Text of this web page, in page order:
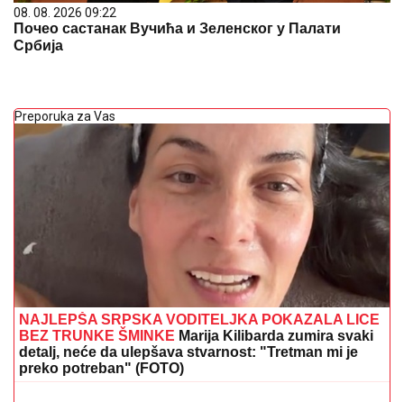
08. 08. 2026 09:22
Почео састанак Вучића и Зеленског у Палати
Србија
Preporuka za Vas
NAJLEPŠA SRPSKA VODITELJKA POKAZALA LICE
BEZ TRUNKE ŠMINKE Marija Kilibarda zumira svaki
detalj, neće da ulepšava stvarnost: "Tretman mi je
preko potreban" (FOTO)